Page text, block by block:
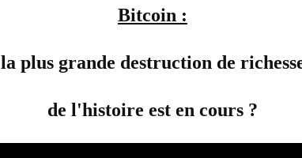
Bitcoin :
la plus grande destruction de
de l'histoire est en cours ?